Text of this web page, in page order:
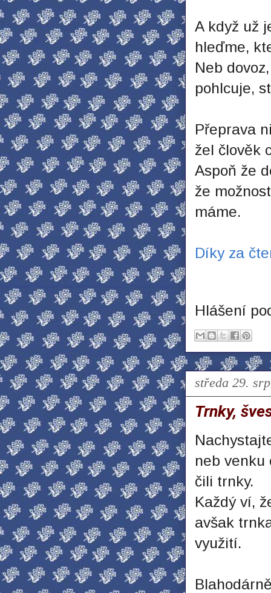
A když už
hleďme,
Neb
pohlcuje,
Přeprava
žel člověk
Aspoň že
že
máme.
Díky za
Hlášení
středa 29.
Trnky,
neb venku
čili trnky.
Každý ví,
avšak
využití.